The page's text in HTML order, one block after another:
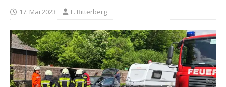
17. Mai 2023 L. Bitterberg